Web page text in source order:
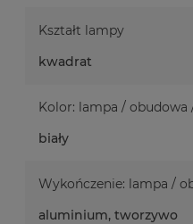
Kształt lampy
kwadrat
Kolor: lampa / obudowa
biały
Wykończenie: lampa /
aluminium, tworzywo